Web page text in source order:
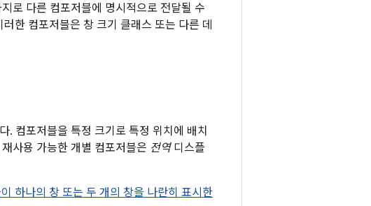
로 다른 컴포저블에 명시적으로 전달될 수
한 컴포저블은 창 크기 클래스 또는 다른 데
. 컴포저블을 특정 크기로 특정 위치에 배치
사용 가능한 개별 컴포저블은 전역디스플
하나의 창 또는 두 개의 창을 나란히 표시한